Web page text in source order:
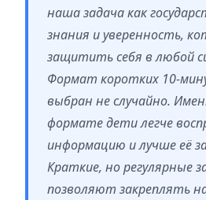
наша задача как
знания и уверенность,
защитить себя в любой
Формат коротких 10-
выбран не случайно.
формате дети легче
информацию и лучше её
Краткие, но регулярные
позволяют закреплять